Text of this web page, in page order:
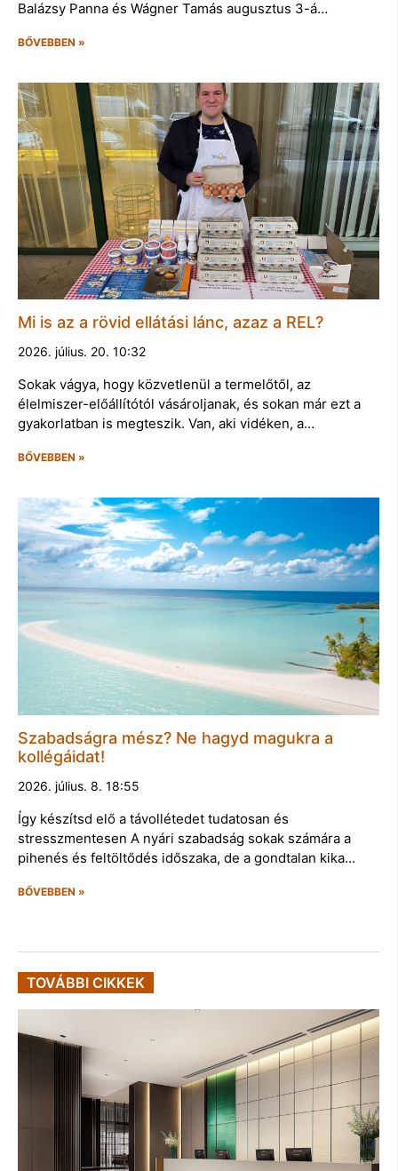
Balázsy Panna és Wágner Tamás augusztus 3-á…
BŐVEBBEN »
Mi is az a rövid ellátási lánc, azaz a REL?
2026. július. 20. 10:32
Sokak vágya, hogy közvetlenül a termelőtől, az
élelmiszer-előállítótól vásároljanak, és sokan már ezt a
gyakorlatban is megteszik. Van, aki vidéken, a…
BŐVEBBEN »
Szabadságra mész? Ne hagyd magukra a
kollégáidat!
2026. július. 8. 18:55
Így készítsd elő a távollétedet tudatosan és
stresszmentesen A nyári szabadság sokak számára a
pihenés és feltöltődés időszaka, de a gondtalan kika…
BŐVEBBEN »
TOVÁBBI CIKKEK